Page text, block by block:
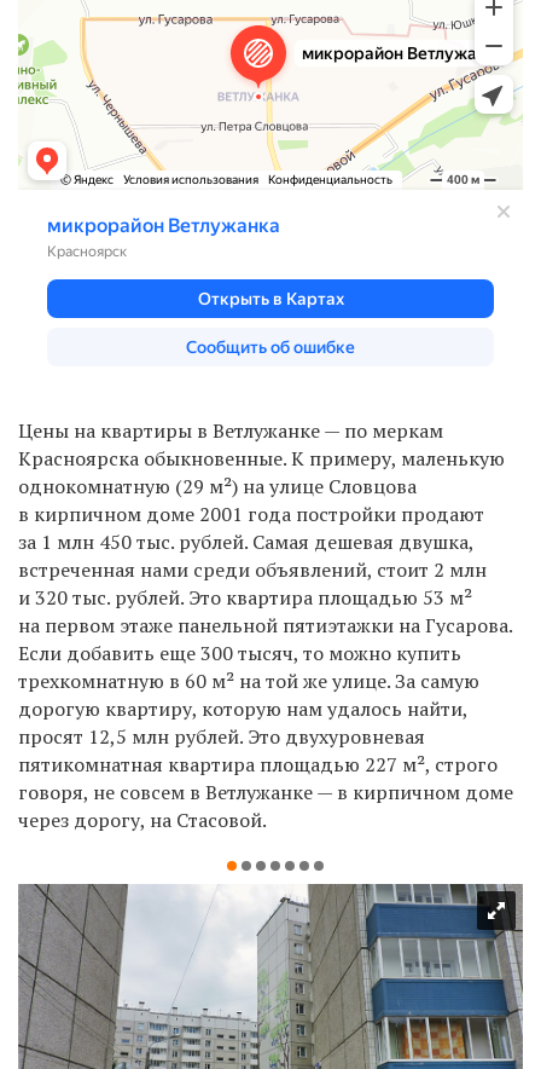
Цены на квартиры в Ветлужанке — по меркам
Красноярска обыкновенные. К примеру, маленькую
однокомнатную (29 м²) на улице Словцова
в кирпичном доме 2001 года постройки продают
за 1 млн 450 тыс. рублей. Самая дешевая двушка,
встреченная нами среди объявлений, стоит 2 млн
и 320 тыс. рублей. Это квартира площадью 53 м²
на первом этаже панельной пятиэтажки на Гусарова.
Если добавить еще 300 тысяч, то можно купить
трехкомнатную в 60 м² на той же улице. За самую
дорогую квартиру, которую нам удалось найти,
просят 12,5 млн рублей. Это двухуровневая
пятикомнатная квартира площадью 227 м², строго
говоря, не совсем в Ветлужанке — в кирпичном доме
через дорогу, на Стасовой.